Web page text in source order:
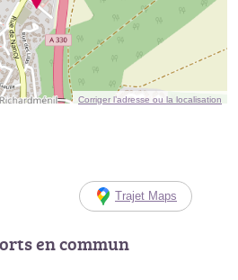
Corriger l’adresse ou la localisation
Trajet Maps
en commun